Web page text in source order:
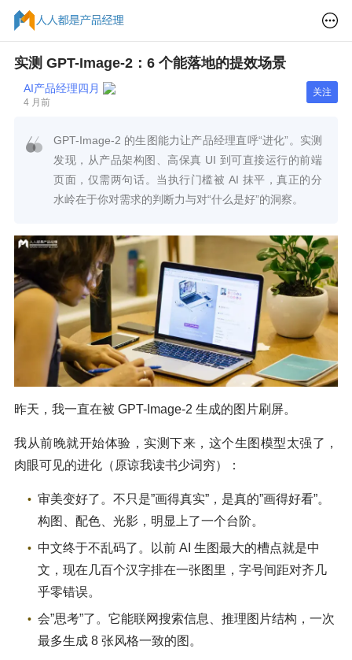
实测 GPT-Image-2：6 个能落地的提效场景
AI产品经理四月
4 月前
关注
GPT-Image-2 的生图能力让产品经理直呼“进化”。实测
发现，从产品架构图、高保真 UI 到可直接运行的前端
页面，仅需两句话。当执行门槛被 AI 抹平，真正的分
水岭在于你对需求的判断力与对“什么是好”的洞察。
昨天，我一直在被 GPT-Image-2 生成的图片刷屏。
我从前晚就开始体验，实测下来，这个生图模型太强了，
肉眼可见的进化（原谅我读书少词穷）：
审美变好了。不只是”画得真实”，是真的”画得好看”。
构图、配色、光影，明显上了一个台阶。
中文终于不乱码了。以前 AI 生图最大的槽点就是中
文，现在几百个汉字排在一张图里，字号间距对齐几
乎零错误。
会”思考”了。它能联网搜索信息、推理图片结构，一次
最多生成 8 张风格一致的图。